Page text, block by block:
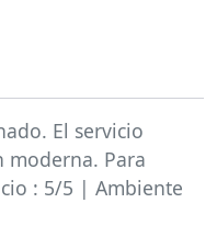
El servicio
moderna. Para
: 5/5 | Ambiente